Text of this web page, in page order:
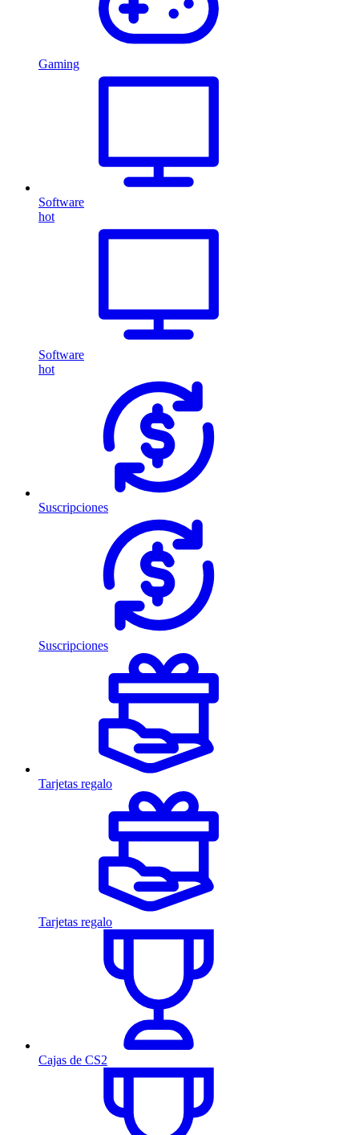
Gaming
Software
hot
Software
hot
Suscripciones
Suscripciones
Tarjetas regalo
Tarjetas regalo
Cajas de CS2